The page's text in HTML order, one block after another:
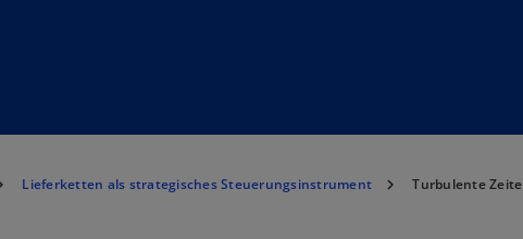
Lieferketten als strategisches Steuerungsinstrument Turbulente